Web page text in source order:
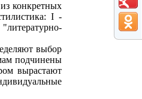
конкретных
I -
выбор
подчинены
вырастают